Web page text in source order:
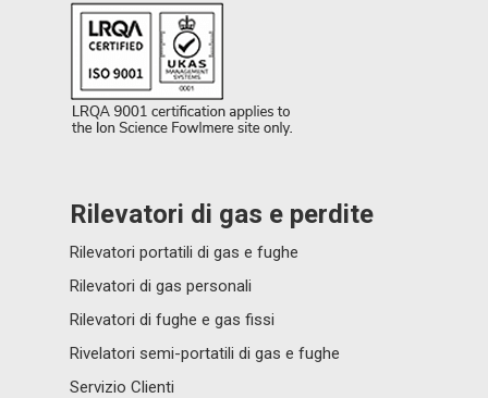
Rilevatori di gas e perdite
Rilevatori portatili di gas e fughe
Rilevatori di gas personali
Rilevatori di fughe e gas fissi
Rivelatori semi-portatili di gas e fughe
Servizio Clienti